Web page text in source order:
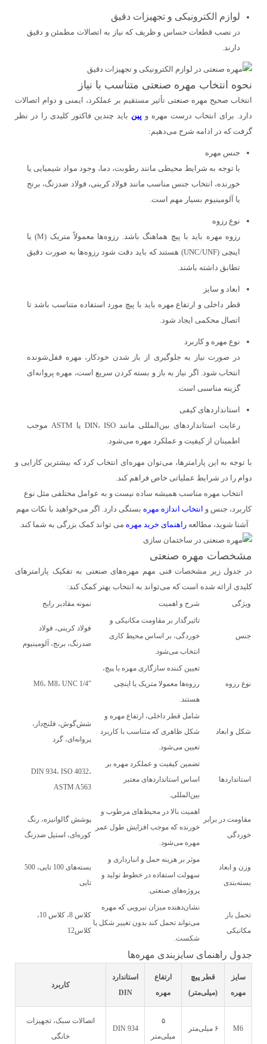
لوازم الکترونیکی و تجهیزات دقیق
در نصب قطعات حساس و ظریف که نیاز به اتصالات مطمئن و دقیق
دارند.
نحوه انتخاب مهره صنعتی متناسب با نیاز
انتخاب صحیح مهره صنعتی تأثیر مستقیم بر عملکرد، ایمنی و دوام اتصالات
دارد. برای انتخاب درست مهره و پین باید چندین فاکتور کلیدی را در نظر
گرفت که در ادامه شرح می‌دهیم:
جنس مهره
با توجه به شرایط محیطی مانند رطوبت، دما، وجود مواد شیمیایی یا
خورنده، انتخاب جنس مناسب مانند فولاد کربنی، فولاد ضدزنگ، برنج
یا آلومینیوم بسیار مهم است.
نوع رزوه
رزوه مهره باید با پیچ هماهنگ باشد. رزوه‌ها معمولاً متریک (M) یا
اینچی (UNC/UNF) هستند که باید دقت شود رزوه‌ها به صورت دقیق
تطابق داشته باشند.
ابعاد و سایز
قطر داخلی و ارتفاع مهره باید با پیچ مورد استفاده متناسب باشد تا
اتصال محکمی ایجاد شود.
نوع مهره و کاربرد
در صورت نیاز به جلوگیری از باز شدن خودکار، مهره قفل‌شونده
انتخاب شود. اگر نیاز به باز و بسته کردن سریع است، مهره پروانه‌ای
گزینه مناسبی است.
استانداردهای کیفی
رعایت استانداردهای بین‌المللی مانند DIN، ISO یا ASTM موجب
اطمینان از کیفیت و عملکرد مهره می‌شود.
با توجه به این پارامترها، می‌توان مهره‌ای انتخاب کرد که بیشترین کارایی و
دوام را در شرایط عملیاتی خاص فراهم کند.
انتخاب مهره مناسب همیشه ساده نیست و به عوامل مختلفی مثل نوع
کاربرد، جنس و انتخاب اندازه مهره بستگی دارد. اگر می‌خواهید با نکات مهم
آشنا شوید، مطالعهراهنمای خرید مهره می‌ تواند کمک بزرگی به شما کند.
مشخصات مهره صنعتی
در جدول زیر مشخصات فنی مهم مهره‌های صنعتی به تفکیک پارامترهای
کلیدی ارائه شده است که می‌تواند به انتخاب بهتر کمک کند:
ویژگی شرح و اهمیت نمونه مقادیر رایج
جنس
تاثیرگذار بر مقاومت مکانیکی و
خوردگی، بر اساس محیط کاری
انتخاب می‌شود.
فولاد کربنی، فولاد
ضدزنگ، برنج، آلومینیوم
نوع رزوه
تعیین کننده سازگاری مهره با پیچ،
رزوه‌ها معمولا متریک یا اینچی
هستند.
M6، M8، UNC 1/4″
شکل و ابعاد
شامل قطر داخلی، ارتفاع مهره و
شکل ظاهری که متناسب با کاربرد
تعیین می‌شود.
شش‌گوش، فلنج‌دار،
پروانه‌ای، گرد
استانداردها
تضمین کیفیت و عملکرد مهره بر
اساس استانداردهای معتبر
بین‌المللی.
DIN 934، ISO 4032،
ASTM A563
مقاومت در برابر
خوردگی
اهمیت بالا در محیط‌های مرطوب و
خورنده که موجب افزایش طول عمر
مهره می‌شود.
پوشش گالوانیزه، رنگ
کوره‌ای، استیل ضدزنگ
وزن و ابعاد
بسته‌بندی
موثر بر هزینه حمل و انبارداری و
سهولت استفاده در خطوط تولید و
پروژه‌های صنعتی.
بسته‌های 100 تایی، 500
تایی
تحمل بار
مکانیکی
نشان‌دهنده میزان نیرویی که مهره
می‌تواند تحمل کند بدون تغییر شکل یا
شکست.
کلاس 8، کلاس 10،
کلاس12
جدول راهنمای سایزبندی مهره‌ها
سایز
مهره
قطر پیچ
(میلی‌متر)
ارتفاع
مهره
استاندارد
DIN
کاربرد
M6 ۶ میلی‌متر
۵
میلی‌متر
DIN 934
اتصالات سبک، تجهیزات
خانگی